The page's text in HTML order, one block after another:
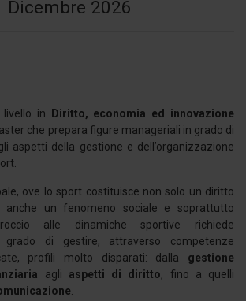
Dicembre 2026
livello in
Diritto, economia ed innovazione
che prepara figure manageriali in grado di
aspetti della gestione e dell’organizzazione
ove lo sport costituisce non solo un diritto
anche un fenomeno sociale e soprattutto
alle dinamiche sportive richiede
grado di gestire, attraverso competenze
profili molto disparati: dalla gestione
agli aspetti di diritto, fino a quelli